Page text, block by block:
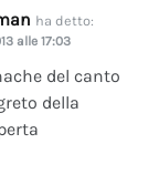
ha detto:
alle 17:03
del canto
della